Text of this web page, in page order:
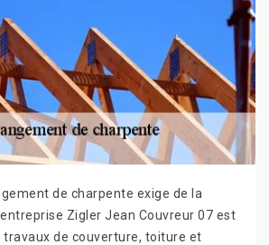
de charpente exige de la
Zigler Jean Couvreur 07 est
de couverture, toiture et